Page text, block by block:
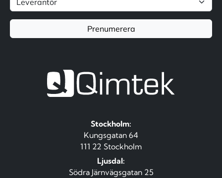
Prenumerera
Stockholm:
Kungsgatan 64
111 22 Stockholm
Ljusdal:
Södra Järnvägsgatan 25